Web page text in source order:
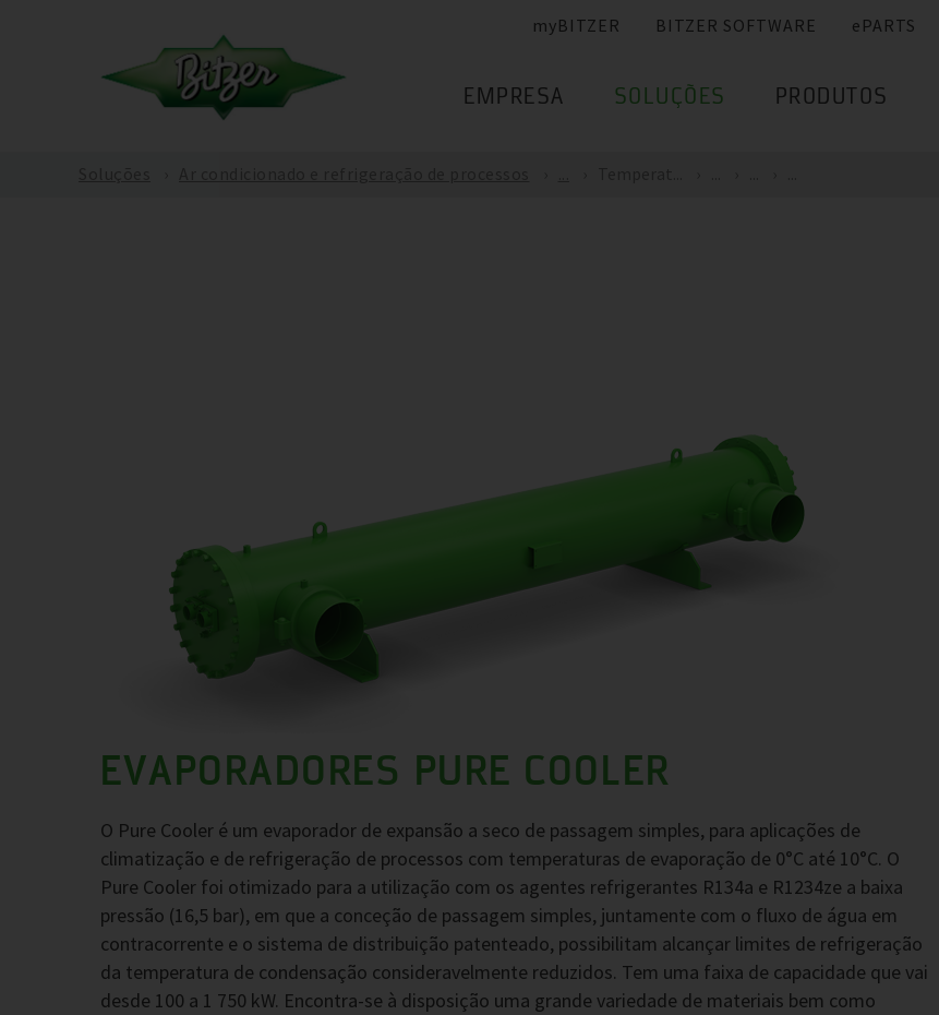
myBITZER BITZER SOFTWARE ePARTS
EMPRESA SOLUÇÕES PRODUTOS
EVAPORADORES PURE COOLER
O Pure Cooler é um evaporador de expansão a seco de passagem simples, para aplicações de
climatização e de refrigeração de processos com temperaturas de evaporação de 0°C até 10°C. O
Pure Cooler foi otimizado para a utilização com os agentes refrigerantes R134a e R1234ze a baixa
pressão (16,5 bar), em que a conceção de passagem simples, juntamente com o fluxo de água em
contracorrente e o sistema de distribuição patenteado, possibilitam alcançar limites de refrigeração
da temperatura de condensação consideravelmente reduzidos. Tem uma faixa de capacidade que vai
desde 100 a 1 750 kW. Encontra-se à disposição uma grande variedade de materiais bem como